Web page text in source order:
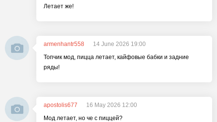
Летает же!
armenhantr558
14 June 2026 19:00
Топчик мод, пицца летает, кайфовые бабки и задние
ряды!
apostolis677
16 May 2026 12:00
Мод летает, но че с пиццей?